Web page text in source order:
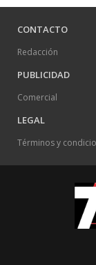
CONTACTO
Redacción
PUBLICIDAD
Comercial
LEGAL
Términos y